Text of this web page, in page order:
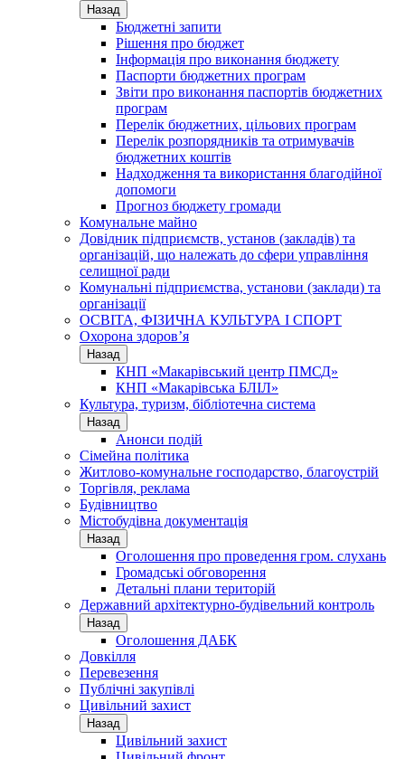
Назад
Бюджетні запити
Рішення про бюджет
Інформація про виконання бюджету
Паспорти бюджетних програм
Звіти про виконання паспортів бюджетних
програм
Перелік бюджетних, цільових програм
Перелік розпорядників та отримувачів
бюджетних коштів
Надходження та використання благодійної
допомоги
Прогноз бюджету громади
Комунальне майно
Довідник підприємств, установ (закладів) та
організацій, що належать до сфери управління
селищної ради
Комунальні підприємства, установи (заклади) та
організації
ОСВІТА, ФІЗИЧНА КУЛЬТУРА І СПОРТ
Охорона здоров’я
Назад
КНП «Макарівський центр ПМСД»
КНП «Макарівська БЛІЛ»
Культура, туризм, бібліотечна система
Назад
Анонси подій
Сімейна політика
Житлово-комунальне господарство, благоустрій
Торгівля, реклама
Будівництво
Містобудівна документація
Назад
Оголошення про проведення гром. слухань
Громадські обговорення
Детальні плани територій
Державний архітектурно-будівельний контроль
Назад
Оголошення ДАБК
Довкілля
Перевезення
Публічні закупівлі
Цивільний захист
Назад
Цивільний захист